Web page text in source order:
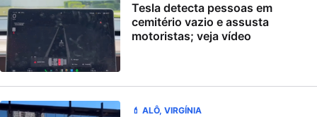
Tesla detecta pessoas em
cemitério vazio e assusta
motoristas; veja vídeo
💄 ALÔ, VIRGÍNIA